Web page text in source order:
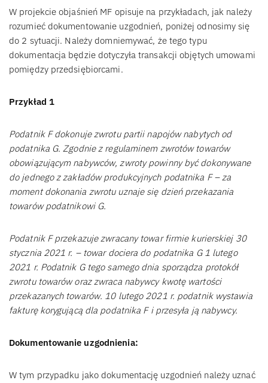
W projekcie objaśnień MF opisuje na przykładach, jak należy
rozumieć dokumentowanie uzgodnień, poniżej odnosimy się
do 2 sytuacji. Należy domniemywać, że tego typu
dokumentacja będzie dotyczyła transakcji objętych umowami
pomiędzy przedsiębiorcami.
Przykład 1
Podatnik F dokonuje zwrotu partii napojów nabytych od
podatnika G. Zgodnie z regulaminem zwrotów towarów
obowiązującym nabywców, zwroty powinny być dokonywane
do jednego z zakładów produkcyjnych podatnika F – za
moment dokonania zwrotu uznaje się dzień przekazania
towarów podatnikowi G.
Podatnik F przekazuje zwracany towar firmie kurierskiej 30
stycznia 2021 r. – towar dociera do podatnika G 1 lutego
2021 r. Podatnik G tego samego dnia sporządza protokół
zwrotu towarów oraz zwraca nabywcy kwotę wartości
przekazanych towarów. 10 lutego 2021 r. podatnik wystawia
fakturę korygującą dla podatnika F i przesyła ją nabywcy.
Dokumentowanie uzgodnienia:
W tym przypadku jako dokumentację uzgodnień należy uznać